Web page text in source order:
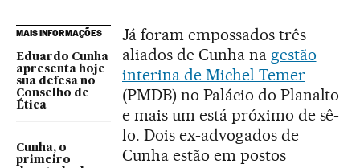
MAIS INFORMAÇÕES
Eduardo Cunha
apresenta hoje
sua defesa no
Conselho de
Ética
Cunha, o
primeiro
Já foram empossados três
aliados de Cunha na gestão
interina de Michel Temer
(PMDB) no Palácio do Planalto
e mais um está próximo de sê-
lo. Dois ex-advogados de
Cunha estão em postos